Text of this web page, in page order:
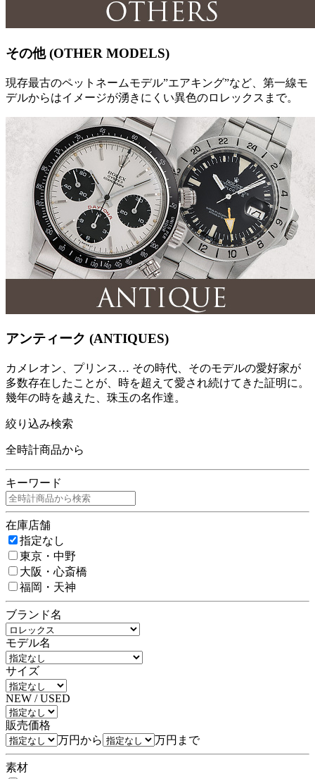
その他 (OTHER MODELS)
現存最古のペットネームモデル”エアキング”など、第一線モ
デルからはイメージが湧きにくい異色のロレックスまで。
アンティーク (ANTIQUES)
カメレオン、プリンス… その時代、そのモデルの愛好家が
多数存在したことが、時を超えて愛され続けてきた証明に。
幾年の時を越えた、珠玉の名作達。
絞り込み検索
全時計商品から
キーワード
在庫店舗
指定なし
東京・中野
大阪・心斎橋
福岡・天神
ブランド名
モデル名
サイズ
NEW / USED
販売価格
万円から
万円まで
素材